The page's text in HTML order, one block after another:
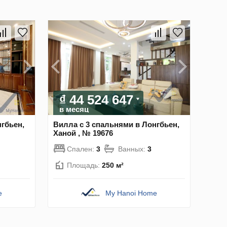
₫ 44 524 647
в месяц
Вилла с 3 спальнями в Лонгбьен,
Ханой , № 19676
Спален: 3 Ванных: 3
Площадь: 250 м²
My Hanoi Home